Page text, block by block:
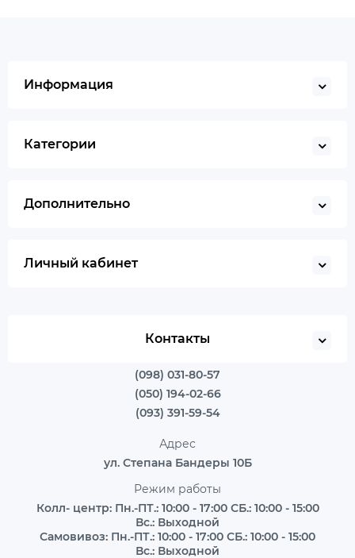
Информация
Категории
Дополнительно
Личный кабинет
Контакты
(098) 031-80-57
(050) 194-02-66
(093) 391-59-54
Адрес
ул. Степана Бандеры 10Б
Режим работы
Колл- центр: Пн.-ПТ.: 10:00 - 17:00 СБ.: 10:00 - 15:00
Вс.: Выходной
Самовивоз: Пн.-ПТ.: 10:00 - 17:00 СБ.: 10:00 - 15:00
Вс.: Выходной